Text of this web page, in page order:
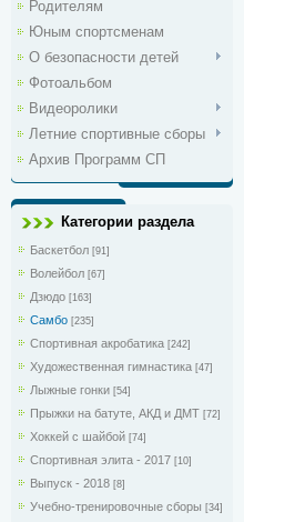
Родителям
Юным спортсменам
О безопасности детей
Фотоальбом
Видеоролики
Летние спортивные сборы
Архив Программ СП
Категории раздела
Баскетбол [91]
Волейбол [67]
Дзюдо [163]
Самбо [235]
Спортивная акробатика [242]
Художественная гимнастика [47]
Лыжные гонки [54]
Прыжки на батуте, АКД и ДМТ [72]
Хоккей с шайбой [74]
Спортивная элита - 2017 [10]
Выпуск - 2018 [8]
Учебно-тренировочные сборы [34]